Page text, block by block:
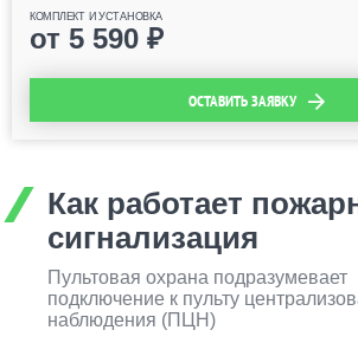
КОМПЛЕКТ И УСТАНОВКА
от 5 590 ₽
ОСТАВИТЬ ЗАЯВКУ
Как работает
сигнализация
Пультовая охрана подразумевает
подключение к пульту
наблюдения (ПЦН)